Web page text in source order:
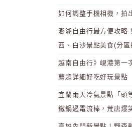
如何調整手機相機，拍
澎湖自由行最方便攻略
西、白沙景點美食(分區
越南自由行》峴港第一
薦超詳細好吃好玩景點
宜蘭雨天冷氣景點「頭
鐵鍋過電流棒，荒唐爆